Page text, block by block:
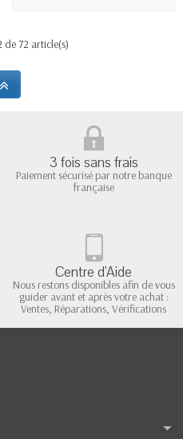
de 72 article(s)
3 fois sans frais
Paiement sécurisé par notre banque
française
Centre d'Aide
Nous restons disponibles afin de vous
guider avant et après votre achat :
Ventes, Réparations, Vérifications